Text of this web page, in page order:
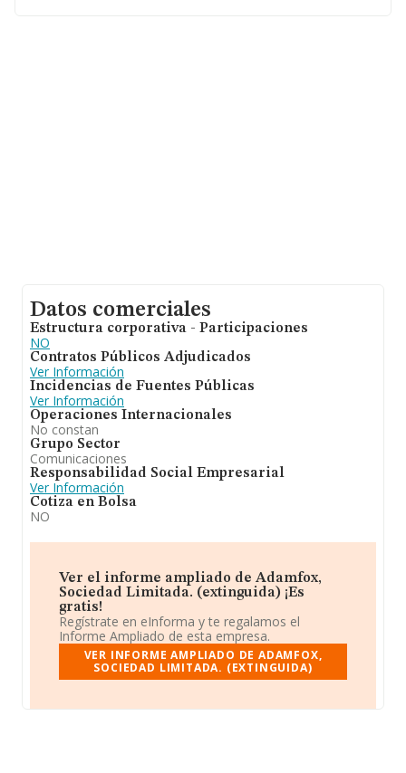
Datos comerciales
Estructura corporativa - Participaciones
NO
Contratos Públicos Adjudicados
Ver Información
Incidencias de Fuentes Públicas
Ver Información
Operaciones Internacionales
No constan
Grupo Sector
Comunicaciones
Responsabilidad Social Empresarial
Ver Información
Cotiza en Bolsa
NO
Ver el informe ampliado de Adamfox,
Sociedad Limitada. (extinguida) ¡Es
gratis!
Regístrate en eInforma y te regalamos el
Informe Ampliado de esta empresa.
VER INFORME AMPLIADO DE ADAMFOX,
SOCIEDAD LIMITADA. (EXTINGUIDA)